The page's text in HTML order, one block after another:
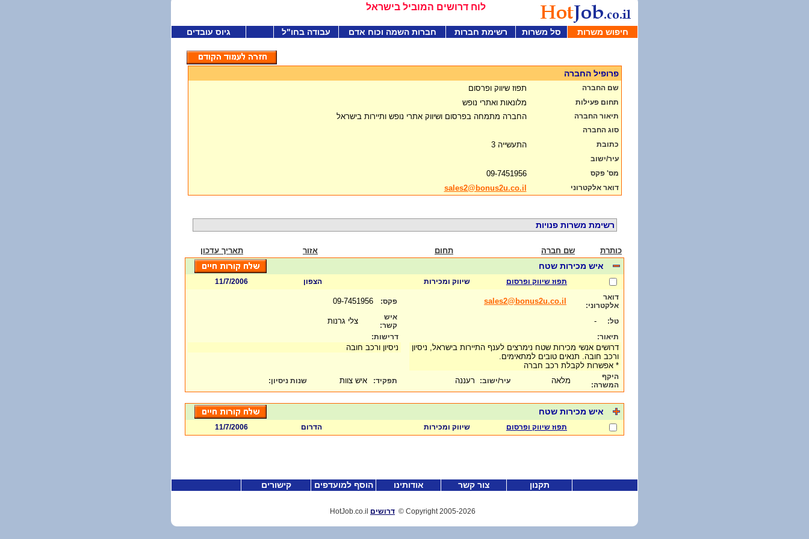
לוח דרושים המוביל בישראל
חיפוש משרות סל משרות רשימת חברות חברות השמה וכוח אדם עבודה בחו"ל גיוס עובדים
פרופיל החברה
שם החברה תפוז שיווק ופרסום
תחום פעילות מלונאות ואתרי נופש
תיאור החברה החברה מתמחה בפרסום ושיווק אתרי נופש ותיירות בישראל
סוג החברה
כתובת
התעשייה 3
עיר/ישוב
מס' פקס
09-7451956
דואר אלקטרוני sales2@bonus2u.co.il
רשימת משרות פנויות
כותרת שם חברה תחום אזור תאריך עדכון
איש מכירות שטח
תפוז שיווק ופרסום שיווק ומכירות הצפון
11/7/2006
דואר
אלקטרוני:
sales2@bonus2u.co.il פקס:
טל: -
איש
קשר:
צלי גרנות
תיאור:
דרושים אנשי מכירות שטח נימרצים לענף התיירות בישראל, ניסיון
ורכב חובה. תנאים טובים למתאימים.
* אפשרות לקבלת רכב חברה
דרישות:
ניסיון ורכב חובה
היקף
המשרה:
מלאה עיר/ישוב: רעננה תפקיד: איש צוות שנות ניסיון:
איש מכירות שטח
תפוז שיווק ופרסום שיווק ומכירות הדרום 11/7/2006
תקנון צור קשר אודותינו הוסף למועדפים קישורים
Copyright 2005-2026
© דרושים